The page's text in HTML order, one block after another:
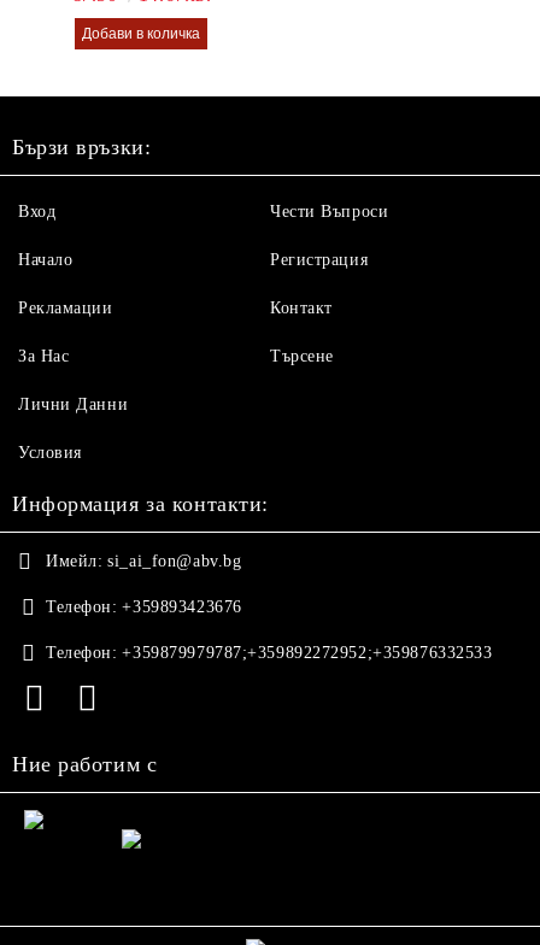
Бързи връзки:
Вход
Начало
Рекламации
За Нас
Чести Въпроси
Регистрация
Контакт
Търсене
Лични Данни
Условия
Информация за контакти:
Имейл: si_ai_fon@abv.bg
Телефон: +359893423676
Телефон: +359879979787;+359892272952;+359876332533
Ние работим с